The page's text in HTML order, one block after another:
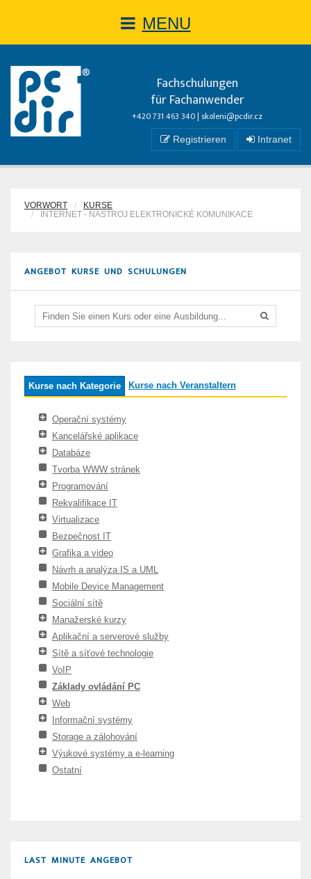
MENU
Fachschulungen
für Fachanwender
+420 731 463 340 | skoleni@pcdir.cz
Registrieren Intranet
VORWORT
KURSE
INTERNET - NÁSTROJ ELEKTRONICKÉ KOMUNIKACE
ANGEBOT KURSE UND SCHULUNGEN
Kurse nach Kategorie Kurse nach Veranstaltern
Operační systémy
Kancelářské aplikace
Databáze
Tvorba WWW stránek
Programování
Rekvalifikace IT
Virtualizace
Bezpečnost IT
Grafika a video
Návrh a analýza IS a UML
Mobile Device Management
Sociální sítě
Manažerské kurzy
Aplikační a serverové služby
Sítě a síťové technologie
VoIP
Základy ovládání PC
Web
Informační systémy
Storage a zálohování
Výukové systémy a e-learning
Ostatní
LAST MINUTE ANGEBOT